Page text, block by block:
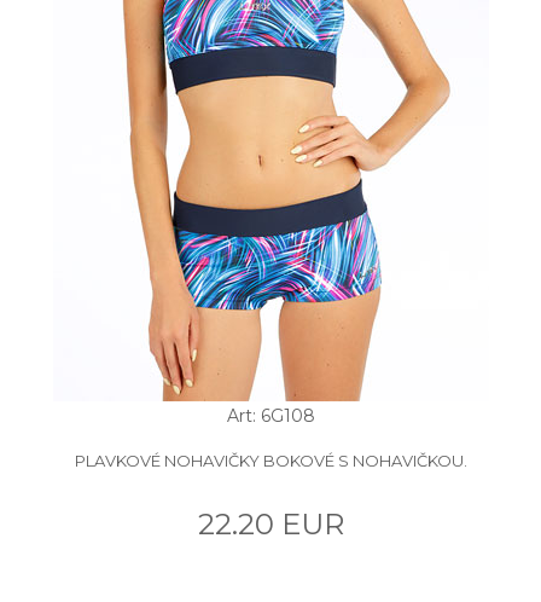
Art: 6G108
PLAVKOVÉ NOHAVIČKY BOKOVÉ S NOHAVIČKOU.
22.20 EUR